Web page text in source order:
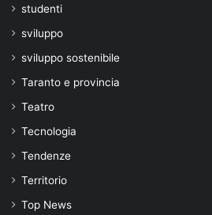
studenti
sviluppo
sviluppo sostenibile
Taranto e provincia
Teatro
Tecnologia
Tendenze
Territorio
Top News